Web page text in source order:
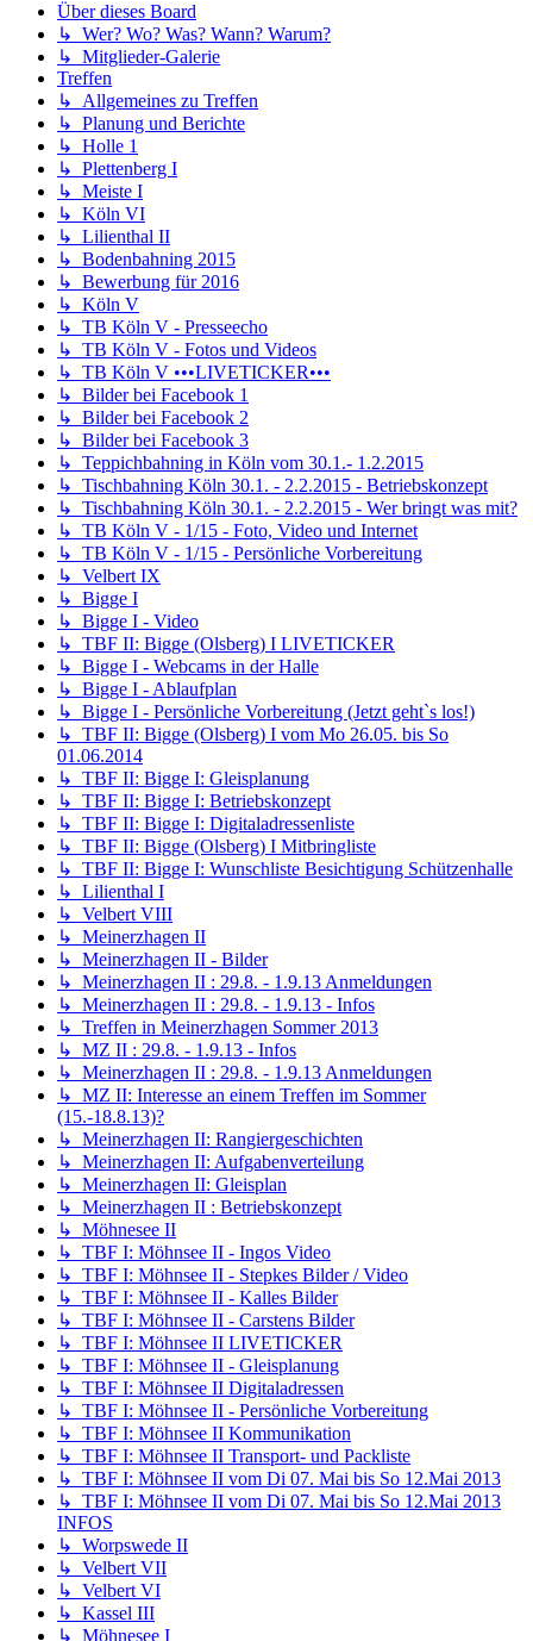
Über dieses Board
↳ Wer? Wo? Was? Wann? Warum?
↳ Mitglieder-Galerie
Treffen
↳ Allgemeines zu Treffen
↳ Planung und Berichte
↳ Holle 1
↳ Plettenberg I
↳ Meiste I
↳ Köln VI
↳ Lilienthal II
↳ Bodenbahning 2015
↳ Bewerbung für 2016
↳ Köln V
↳ TB Köln V - Presseecho
↳ TB Köln V - Fotos und Videos
↳ TB Köln V •••LIVETICKER•••
↳ Bilder bei Facebook 1
↳ Bilder bei Facebook 2
↳ Bilder bei Facebook 3
↳ Teppichbahning in Köln vom 30.1.- 1.2.2015
↳ Tischbahning Köln 30.1. - 2.2.2015 - Betriebskonzept
↳ Tischbahning Köln 30.1. - 2.2.2015 - Wer bringt was mit?
↳ TB Köln V - 1/15 - Foto, Video und Internet
↳ TB Köln V - 1/15 - Persönliche Vorbereitung
↳ Velbert IX
↳ Bigge I
↳ Bigge I - Video
↳ TBF II: Bigge (Olsberg) I LIVETICKER
↳ Bigge I - Webcams in der Halle
↳ Bigge I - Ablaufplan
↳ Bigge I - Persönliche Vorbereitung (Jetzt geht`s los!)
↳ TBF II: Bigge (Olsberg) I vom Mo 26.05. bis So
01.06.2014
↳ TBF II: Bigge I: Gleisplanung
↳ TBF II: Bigge I: Betriebskonzept
↳ TBF II: Bigge I: Digitaladressenliste
↳ TBF II: Bigge (Olsberg) I Mitbringliste
↳ TBF II: Bigge I: Wunschliste Besichtigung Schützenhalle
↳ Lilienthal I
↳ Velbert VIII
↳ Meinerzhagen II
↳ Meinerzhagen II - Bilder
↳ Meinerzhagen II : 29.8. - 1.9.13 Anmeldungen
↳ Meinerzhagen II : 29.8. - 1.9.13 - Infos
↳ Treffen in Meinerzhagen Sommer 2013
↳ MZ II : 29.8. - 1.9.13 - Infos
↳ Meinerzhagen II : 29.8. - 1.9.13 Anmeldungen
↳ MZ II: Interesse an einem Treffen im Sommer
(15.-18.8.13)?
↳ Meinerzhagen II: Rangiergeschichten
↳ Meinerzhagen II: Aufgabenverteilung
↳ Meinerzhagen II: Gleisplan
↳ Meinerzhagen II : Betriebskonzept
↳ Möhnesee II
↳ TBF I: Möhnsee II - Ingos Video
↳ TBF I: Möhnsee II - Stepkes Bilder / Video
↳ TBF I: Möhnsee II - Kalles Bilder
↳ TBF I: Möhnsee II - Carstens Bilder
↳ TBF I: Möhnsee II LIVETICKER
↳ TBF I: Möhnsee II - Gleisplanung
↳ TBF I: Möhnsee II Digitaladressen
↳ TBF I: Möhnsee II - Persönliche Vorbereitung
↳ TBF I: Möhnsee II Kommunikation
↳ TBF I: Möhnsee II Transport- und Packliste
↳ TBF I: Möhnsee II vom Di 07. Mai bis So 12.Mai 2013
↳ TBF I: Möhnsee II vom Di 07. Mai bis So 12.Mai 2013
INFOS
↳ Worpswede II
↳ Velbert VII
↳ Velbert VI
↳ Kassel III
↳ Möhnesee I